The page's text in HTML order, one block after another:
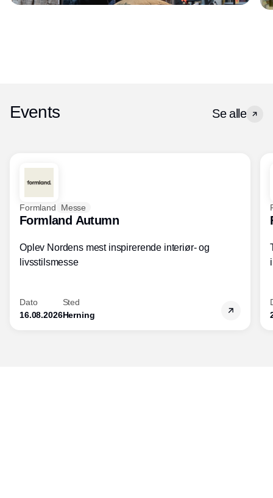
Events Se alle
Formland Messe
Formland Autumn
Oplev Nordens mest inspirerende interiør- og
livsstilsmesse
Dato
16.08.2026
Sted
Herning